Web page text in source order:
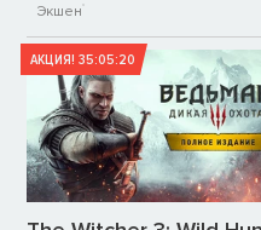
Экшен
АКЦИЯ!35:05:20